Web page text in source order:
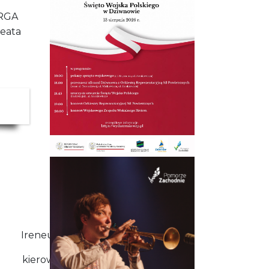
Ireneusz Błaszczyk
kierownik drużyny